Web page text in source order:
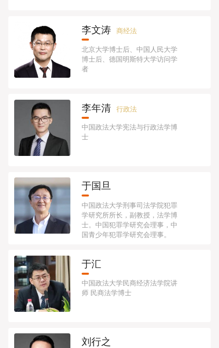
李文涛 商经法
北京大学博士后、中国人民大学
博士后、德国明斯特大学访问学
者
李年清 行政法
中国政法大学宪法与行政法学博
士
于国旦
中国政法大学刑事司法学院犯罪
学研究所所长，副教授，法学博
士。中国犯罪学研究会理事，中
国青少年犯罪学研究会理事。
于汇
中国政法大学民商经济法学院讲
师​ 民商法学博士
刘行之